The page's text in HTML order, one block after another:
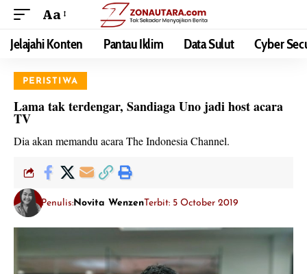
Aa
Jelajahi Konten Pantau Iklim Data Sulut Cyber
PERISTIWA
Lama tak terdengar, Sandiaga Uno jadi host acara
TV
Dia akan memandu acara The Indonesia Channel.
Penulis:Novita WenzenTerbit: 5 October 2019